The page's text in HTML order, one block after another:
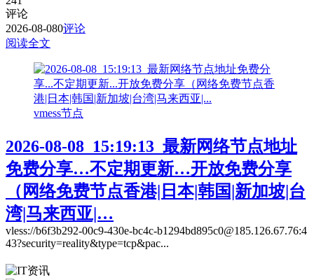
评论
2026-08-080评论
阅读全文
vmess节点
2026-08-08_15:19:13_最新网络节点地址
免费分享…不定期更新…开放免费分享
（网络免费节点香港|日本|韩国|新加坡|台
湾|马来西亚|…
vless://b6f3b292-00c9-430e-bc4c-b1294bd895c0@185.126.67.76:4
43?security=reality&type=tcp&pac...